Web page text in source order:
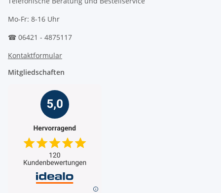
Mo-Fr: 8-16 Uhr
☎ 06421 - 4875117
Kontaktformular
Mitgliedschaften